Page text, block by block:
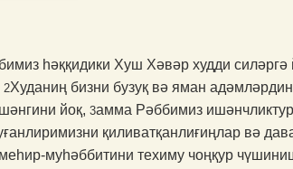
һәққидики Хуш Хәвәр худди силәргә
2Худаниң бизни бузуқ вә яман адәмләрдин
йоқ, 3амма Рәббимиз
қиливатқанлиғиңлар вә
муһәббитини техиму чоңқур